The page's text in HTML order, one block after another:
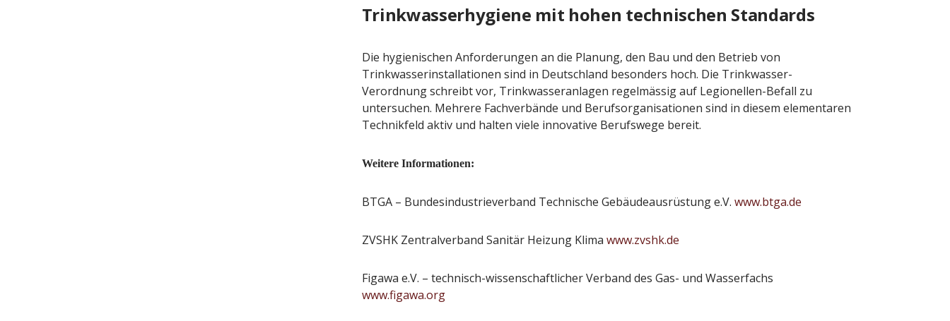
Trinkwasserhygiene mit hohen technischen Standards
Die hygienischen Anforderungen an die Planung, den Bau und den Betrieb von
Trinkwasserinstallationen sind in Deutschland besonders hoch. Die Trinkwasser-
Verordnung schreibt vor, Trinkwasseranlagen regelmässig auf Legionellen-Befall zu
untersuchen. Mehrere Fachverbände und Berufsorganisationen sind in diesem elementaren
Technikfeld aktiv und halten viele innovative Berufswege bereit.
Weitere Informationen:
BTGA – Bundesindustrieverband Technische Gebäudeausrüstung e.V. www.btga.de
ZVSHK Zentralverband Sanitär Heizung Klima www.zvshk.de
Figawa e.V. – technisch-wissenschaftlicher Verband des Gas- und Wasserfachs
www.figawa.org